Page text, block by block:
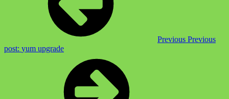
Previous Previous
post: yum upgrade